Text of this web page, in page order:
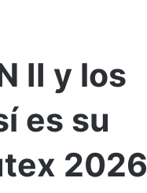
II y los
es su
2026